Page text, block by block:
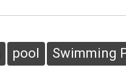
pool Swimming